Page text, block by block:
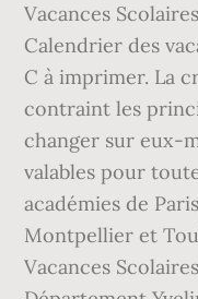
Vacances
Calendrier des
C à imprimer. La
contraint les
changer sur eux-
valables pour
académies de
Montpellier et
Vacances